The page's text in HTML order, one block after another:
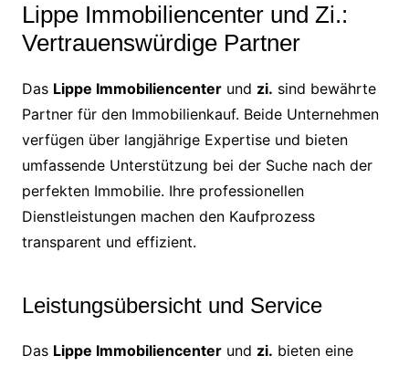
Lippe Immobiliencenter und Zi.:
Vertrauenswürdige Partner
Das Lippe Immobiliencenterund zi. sind bewährte
Partner für den Immobilienkauf. Beide Unternehmen
verfügen über langjährige Expertise und bieten
umfassende Unterstützung bei der Suche nach der
perfekten Immobilie. Ihre professionellen
Dienstleistungen machen den Kaufprozess
transparent und effizient.
Leistungsübersicht und Service
Das Lippe Immobiliencenterund zi. bieten eine